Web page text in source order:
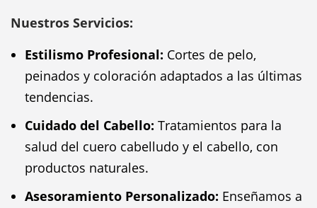
Nuestros Servicios:
Estilismo Profesional: Cortes de pelo,
peinados y coloración adaptados a las últimas
tendencias.
Cuidado del Cabello: Tratamientos para la
salud del cuero cabelludo y el cabello, con
productos naturales.
Asesoramiento Personalizado: Enseñamos a